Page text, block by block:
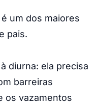
um dos maiores
pais.
diurna: ela precisa
barreiras
os vazamentos